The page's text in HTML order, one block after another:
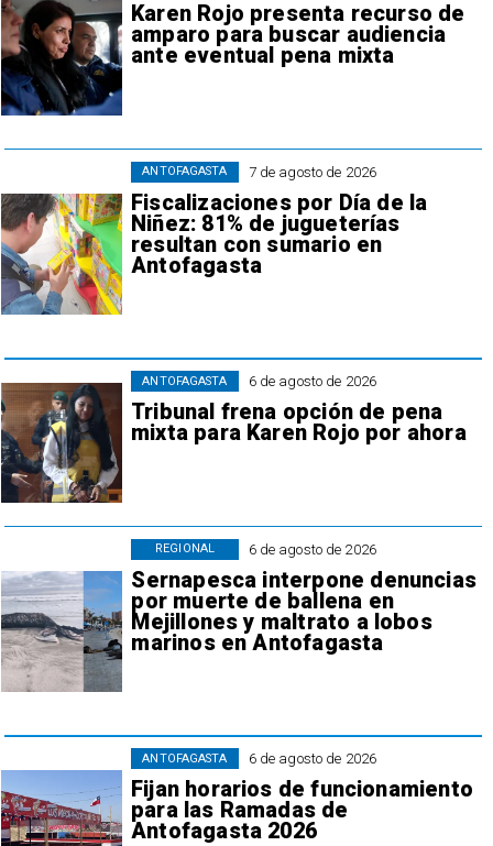
Karen Rojo presenta recurso de
amparo para buscar audiencia
ante eventual pena mixta
7 de agosto de 2026
Fiscalizaciones por Día de la
Niñez: 81% de jugueterías
resultan con sumario en
Antofagasta
ANTOFAGASTA
6 de agosto de 2026
Tribunal frena opción de pena
mixta para Karen Rojo por ahora
ANTOFAGASTA
6 de agosto de 2026
Sernapesca interpone denuncias
por muerte de ballena en
Mejillones y maltrato a lobos
marinos en Antofagasta
REGIONAL
6 de agosto de 2026
Fijan horarios de funcionamiento
para las Ramadas de
Antofagasta 2026
ANTOFAGASTA